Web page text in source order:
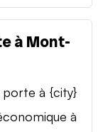
à Mont-
à {city}
à